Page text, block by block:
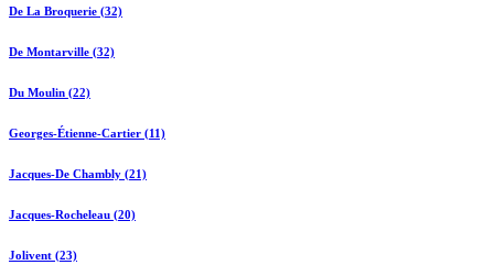
De La Broquerie (32)
De Montarville (32)
Du Moulin (22)
Georges-Étienne-Cartier (11)
Jacques-De Chambly (21)
Jacques-Rocheleau (20)
Jolivent (23)